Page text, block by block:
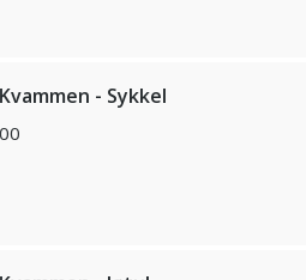
- Sykkel